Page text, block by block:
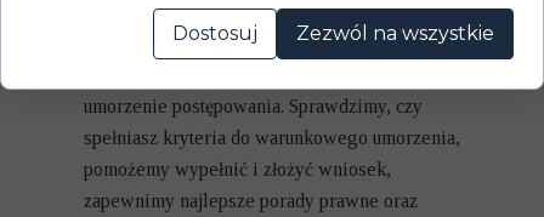
postępowania za jazdę pod wpływem alkoholu.
Przeanalizujemy Twoją sprawę i przekażemy
umorzenie postępowania. Sprawdzimy, czy
spełniasz kryteria do warunkowego umorzenia,
pomożemy wypełnić i złożyć wniosek,
zapewnimy najlepsze porady prawne oraz
Dostosuj Zezwól na wszystkie